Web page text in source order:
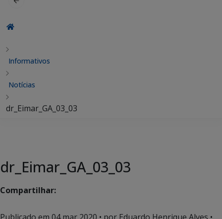
Informativos
Notícias
dr_Eimar_GA_03_03
dr_Eimar_GA_03_03
Compartilhar: